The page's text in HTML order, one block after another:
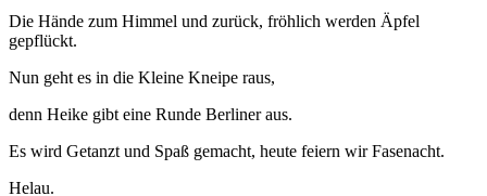
Die Hände zum Himmel und zurück, fröhlich werden Äpfel
gepflückt.
Nun geht es in die Kleine Kneipe raus,
denn Heike gibt eine Runde Berliner aus.
Es wird Getanzt und Spaß gemacht, heute feiern wir Fasenacht.
Helau.